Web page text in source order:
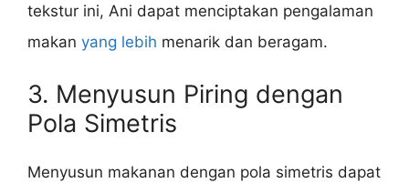
tekstur ini, Ani dapat menciptakan pengalaman
makan yang lebih menarik dan beragam.
3. Menyusun Piring dengan
Pola Simetris
Menyusun makanan dengan pola simetris dapat